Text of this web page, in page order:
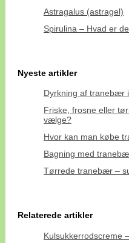
Astragalus (astragel)
Spirulina – Hvad er
Nyeste artikler
Dyrkning af tranebær
Friske, frosne eller
vælge?
Hvor kan man købe
Bagning med
Tørrede tranebær –
Relaterede artikler
Kulsukkerrodscreme